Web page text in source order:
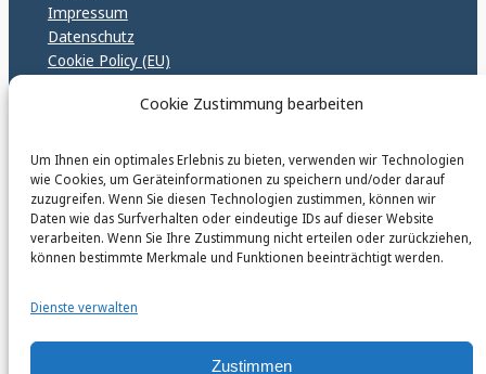
Cookie Zustimmung bearbeiten
Um Ihnen ein optimales Erlebnis zu bieten, verwenden wir Technologien
wie Cookies, um Geräteinformationen zu speichern und/oder darauf
zuzugreifen. Wenn Sie diesen Technologien zustimmen, können wir
Daten wie das Surfverhalten oder eindeutige IDs auf dieser Website
verarbeiten. Wenn Sie Ihre Zustimmung nicht erteilen oder zurückziehen,
können bestimmte Merkmale und Funktionen beeinträchtigt werden.
Dienste verwalten
Zustimmen
Impressum
Datenschutz
Cookie Policy (EU)
karinfischerverlag_ac
@karinfischerverlag_ac
Follow